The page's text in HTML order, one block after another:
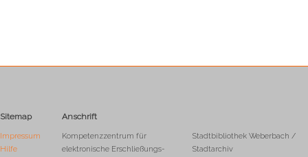
Sitemap
Impressum
Hilfe
Anschrift
Kompetenzzentrum für
elektronische Erschließungs-
Stadtbibliothek Weberbach /
Stadtarchiv